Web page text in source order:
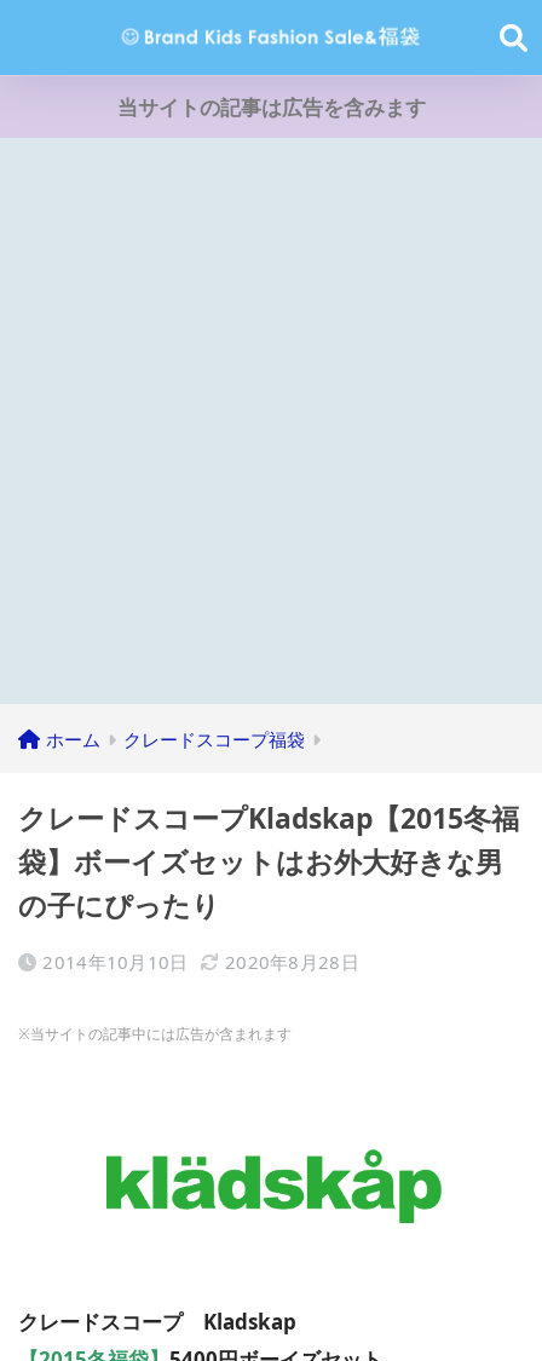
当サイトの記事は広告を含みます
ホーム クレードスコープ福袋
クレードスコープKladskap【2015冬福
袋】ボーイズセットはお外大好きな男
の子にぴったり
2014年10月10日 2020年8月28日
※当サイトの記事中には広告が含まれます
クレードスコープ Kladskap